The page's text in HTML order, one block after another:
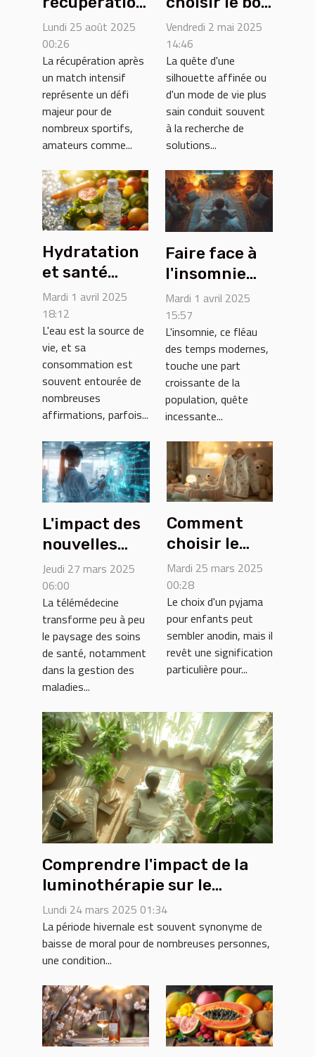
après un
match
intensif :
techniques
et conseils
Lundi 25 août 2025
00:26
La récupération après
un match intensif
représente un défi
majeur pour de
nombreux sportifs,
amateurs comme...
type de
coupe-faim
selon votre
profil et
besoins
Vendredi 2 mai 2025
14:46
La quête d'une
silhouette affinée ou
d'un mode de vie plus
sain conduit souvent
à la recherche de
solutions...
Hydratation
et santé
découvrez
les mythes et
réalités
Mardi 1 avril 2025
18:12
L'eau est la source de
vie, et sa
consommation est
souvent entourée de
nombreuses
affirmations, parfois...
Faire face à
l'insomnie
sans
médicaments
méthodes
naturelles
pour
améliorer
son sommeil
Mardi 1 avril 2025
15:57
L'insomnie, ce fléau
des temps modernes,
touche une part
croissante de la
population, quête
incessante...
L'impact des
nouvelles
technologies
de
télémédecine
dans le suivi
des maladies
chroniques
Jeudi 27 mars 2025
06:00
La télémédecine
transforme peu à peu
le paysage des soins
de santé, notamment
dans la gestion des
maladies...
Comment
choisir le
pyjama idéal
pour des
nuits douces
pour vos
enfants
Mardi 25 mars 2025
00:28
Le choix d'un pyjama
pour enfants peut
sembler anodin, mais il
revêt une signification
particulière pour...
Comprendre l'impact de la
luminothérapie sur le
trouble affectif saisonnier
Lundi 24 mars 2025 01:34
La période hivernale est souvent synonyme de
baisse de moral pour de nombreuses personnes,
une condition...